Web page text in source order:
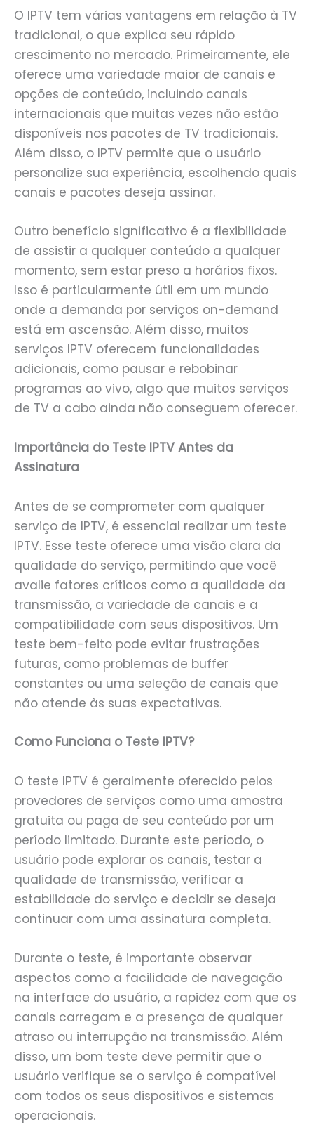
O IPTV tem várias vantagens em relação à TV
tradicional, o que explica seu rápido
crescimento no mercado. Primeiramente, ele
oferece uma variedade maior de canais e
opções de conteúdo, incluindo canais
internacionais que muitas vezes não estão
disponíveis nos pacotes de TV tradicionais.
Além disso, o IPTV permite que o usuário
personalize sua experiência, escolhendo quais
canais e pacotes deseja assinar.
Outro benefício significativo é a flexibilidade
de assistir a qualquer conteúdo a qualquer
momento, sem estar preso a horários fixos.
Isso é particularmente útil em um mundo
onde a demanda por serviços on-demand
está em ascensão. Além disso, muitos
serviços IPTV oferecem funcionalidades
adicionais, como pausar e rebobinar
programas ao vivo, algo que muitos serviços
de TV a cabo ainda não conseguem oferecer.
Importância do Teste IPTV Antes da
Assinatura
Antes de se comprometer com qualquer
serviço de IPTV, é essencial realizar um teste
IPTV. Esse teste oferece uma visão clara da
qualidade do serviço, permitindo que você
avalie fatores críticos como a qualidade da
transmissão, a variedade de canais e a
compatibilidade com seus dispositivos. Um
teste bem-feito pode evitar frustrações
futuras, como problemas de buffer
constantes ou uma seleção de canais que
não atende às suas expectativas.
Como Funciona o Teste IPTV?
O teste IPTV é geralmente oferecido pelos
provedores de serviços como uma amostra
gratuita ou paga de seu conteúdo por um
período limitado. Durante este período, o
usuário pode explorar os canais, testar a
qualidade de transmissão, verificar a
estabilidade do serviço e decidir se deseja
continuar com uma assinatura completa.
Durante o teste, é importante observar
aspectos como a facilidade de navegação
na interface do usuário, a rapidez com que os
canais carregam e a presença de qualquer
atraso ou interrupção na transmissão. Além
disso, um bom teste deve permitir que o
usuário verifique se o serviço é compatível
com todos os seus dispositivos e sistemas
operacionais.